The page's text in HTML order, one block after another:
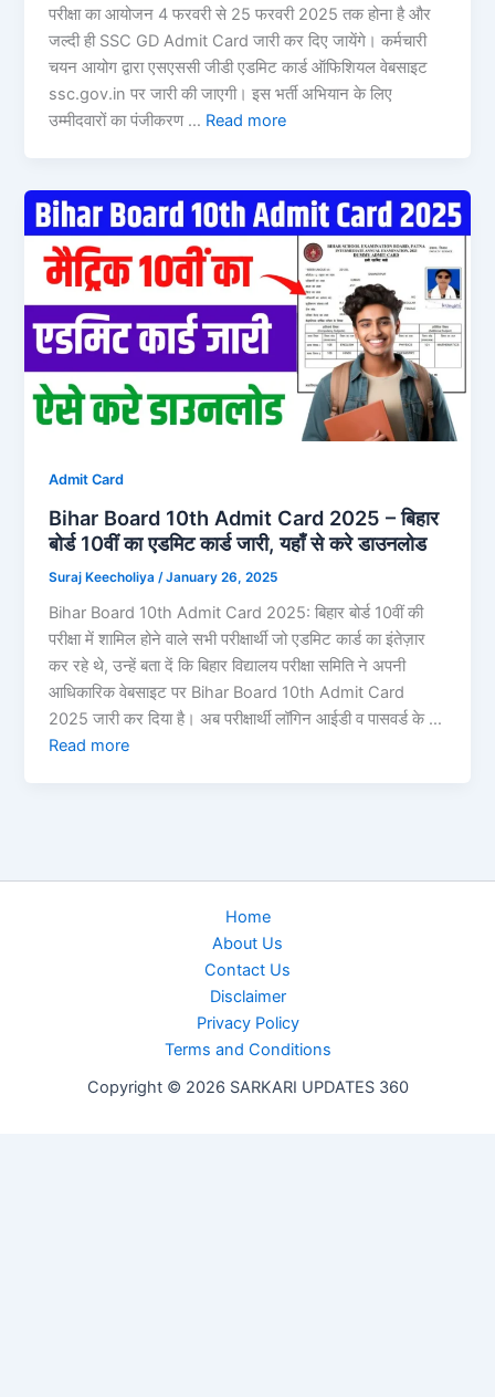
परीक्षा का आयोजन 4 फरवरी से 25 फरवरी 2025 तक होना है और
जल्दी ही SSC GD Admit Card जारी कर दिए जायेंगे। कर्मचारी
चयन आयोग द्वारा एसएससी जीडी एडमिट कार्ड ऑफिशियल वेबसाइट
ssc.gov.in पर जारी की जाएगी। इस भर्ती अभियान के लिए
उम्मीदवारों का पंजीकरण … Read more
Admit Card
Bihar Board 10th Admit Card 2025 – बिहार
बोर्ड 10वीं का एडमिट कार्ड जारी, यहाँ से करे डाउनलोड
Suraj Keecholiya /January 26, 2025
Bihar Board 10th Admit Card 2025: बिहार बोर्ड 10वीं की
परीक्षा में शामिल होने वाले सभी परीक्षार्थी जो एडमिट कार्ड का इंतेज़ार
कर रहे थे, उन्हें बता दें कि बिहार विद्यालय परीक्षा समिति ने अपनी
आधिकारिक वेबसाइट पर Bihar Board 10th Admit Card
2025 जारी कर दिया है। अब परीक्षार्थी लॉगिन आईडी व पासवर्ड के …
Read more
Home
About Us
Contact Us
Disclaimer
Privacy Policy
Terms and Conditions
Copyright © 2026 SARKARI UPDATES 360